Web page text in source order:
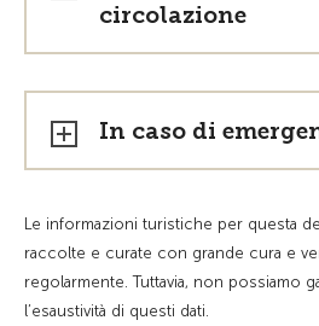
circolazione
In caso di
Le informazioni turistiche per questa
raccolte e curate con grande cura e
regolarmente. Tuttavia, non possiamo
l’esaustività di questi dati.